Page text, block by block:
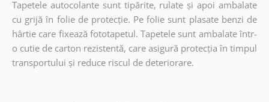
Tapetele autocolante sunt tipărite, rulate și apoi ambalate
cu grijă în folie de protecție. Pe folie sunt plasate benzi de
hârtie care fixează fototapetul. Tapetele sunt ambalate într-
o cutie de carton rezistentă, care asigură protecția în timpul
transportului și reduce riscul de deteriorare.